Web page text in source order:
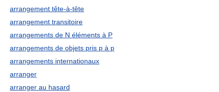
arrangement tête-à-tête
arrangement transitoire
arrangements de N éléments à P
arrangements de objets pris p à p
arrangements internationaux
arranger
arranger au hasard